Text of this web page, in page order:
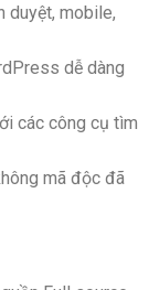
duyệt, mobile,
dễ dàng
các công cụ tìm
mã độc đã